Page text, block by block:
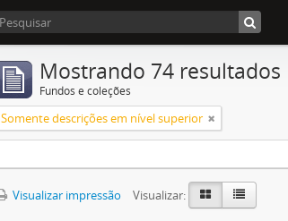
Mostrando 74 resultados
Fundos e coleções
Somente descrições em nível superior
Visualizar impressão Visualizar: